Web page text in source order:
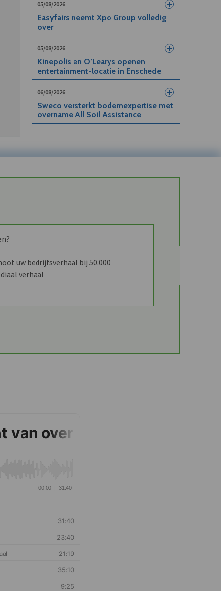
05/08/2026
Easyfairs neemt Xpo Group volledig
over
05/08/2026
Kinepolis en O’Learys openen
entertainment-locatie in Enschede
06/08/2026
Sweco versterkt bodemexpertise met
overname All Soil Assistance
uw bedrijfsverhaal bij 50.000
verhaal